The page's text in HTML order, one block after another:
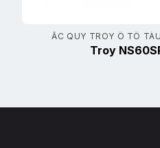
ẮC QUY TROY Ô TÔ
Troy